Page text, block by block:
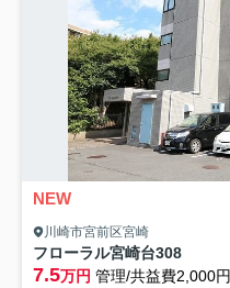
NEW
川崎市宮前区宮崎
フローラル宮崎台308
7.5万円 管理/共益費2,000円